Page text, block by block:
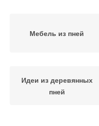
Мебель из пней
Идеи из деревянных
пней